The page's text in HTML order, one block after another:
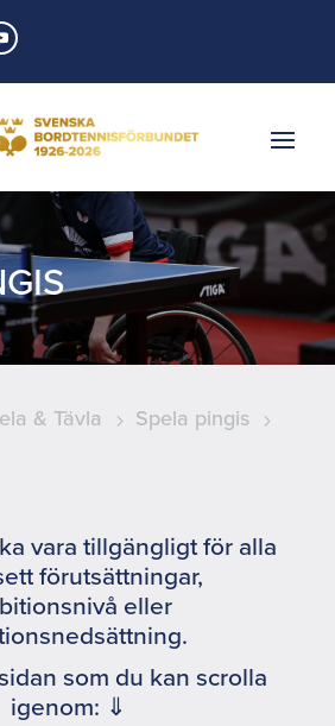
& Tävla 5 Spela pingis 5
vara tillgängligt för alla
förutsättningar,
eller
som du kan scrolla
igenom: ⇓